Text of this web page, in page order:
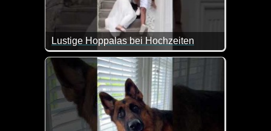
Lustige Hoppalas bei Hochzeiten
Zum Welttag der Ehe kommen diese Hoppalas